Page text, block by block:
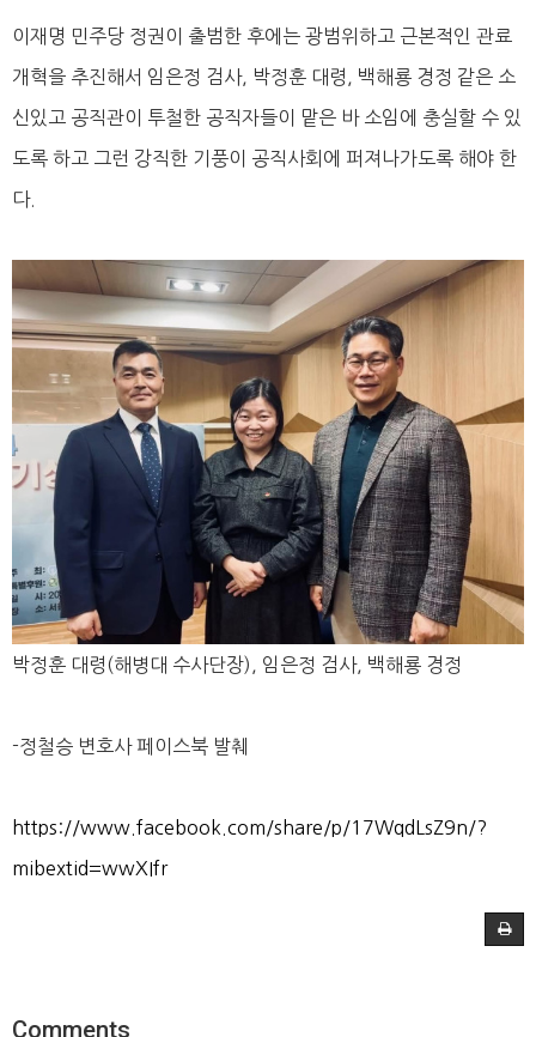
이재명 민주당 정권이 출범한 후에는 광범위하고 근본적인 관료
개혁을 추진해서 임은정 검사, 박정훈 대령, 백해룡 경정 같은 소
신있고 공직관이 투철한 공직자들이 맡은 바 소임에 충실할 수 있
도록 하고 그런 강직한 기풍이 공직사회에 퍼져나가도록 해야 한
다.
박정훈 대령(해병대 수사단장), 임은정 검사, 백해룡 경정
-정철승 변호사 페이스북 발췌
https://www.facebook.com/share/p/17WqdLsZ9n/?
mibextid=wwXIfr
Comments